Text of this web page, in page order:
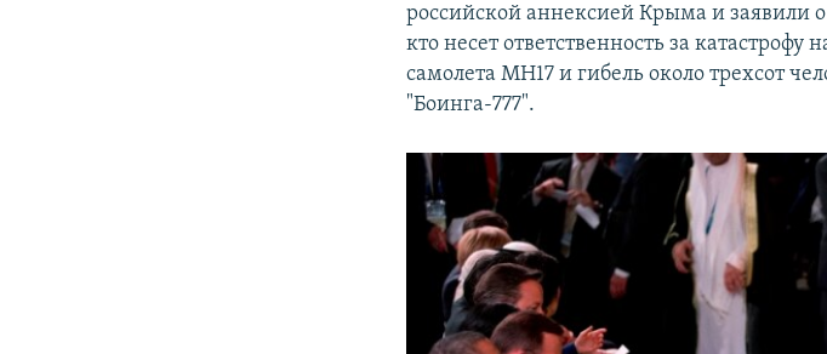
российской аннексией Крыма и заявили
кто несет ответственность за
самолета MH17 и гибель около трехсот
"Боинга-777".